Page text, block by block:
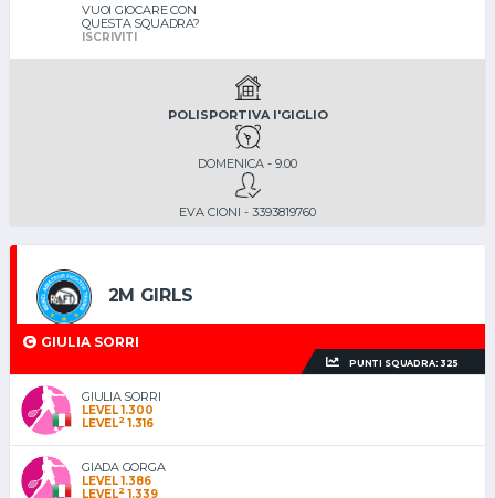
VUOI GIOCARE CON
QUESTA SQUADRA?
ISCRIVITI
POLISPORTIVA I'GIGLIO
DOMENICA - 9.00
EVA CIONI - 3393819760
2M GIRLS
GIULIA SORRI
PUNTI SQUADRA: 325
GIULIA SORRI
LEVEL 1.300
LEVEL2 1.316
GIADA GORGA
LEVEL 1.386
LEVEL2 1.339